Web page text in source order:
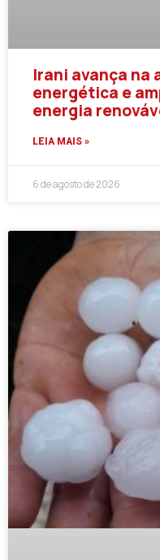
Irani avança na
energética e
energia
LEIA MAIS »
6 de agosto de 2026